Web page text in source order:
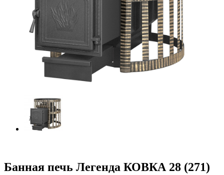
Банная печь Легенда КОВКА 28 (271)